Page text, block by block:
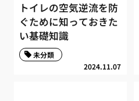
トイレの空気逆流を防
ぐために知っておきた
い基礎知識
2024.11.07
未分類